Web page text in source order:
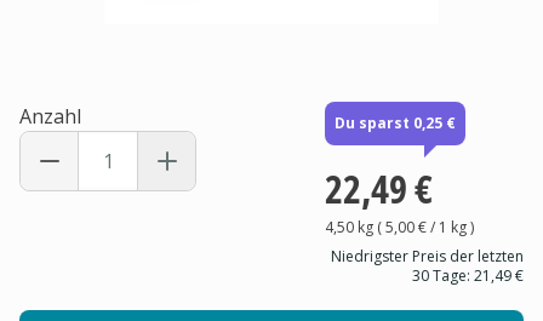
Anzahl Du sparst 0,25 €
22,49 €
4,50 kg(5,00 €/ 1 kg)
Niedrigster Preis der letzten
30 Tage: 21,49 €